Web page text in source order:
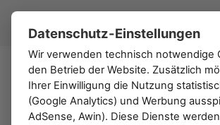
h0 .de
Datenschutz-Einstellungen
Wir verwenden technisch notwendige
den Betrieb der Website. Zusätzlich
Ihrer Einwilligung die Nutzung
(Google Analytics) und Werbung
AdSense, Awin). Diese Dienste